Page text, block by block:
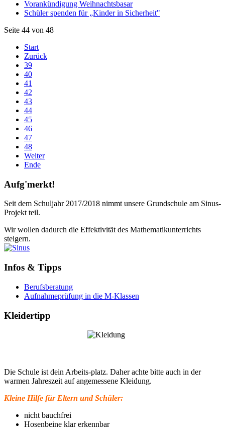
Vorankündigung Weihnachtsbasar
Schüler spenden für „Kinder in Sicherheit"
Seite 44 von 48
Start
Zurück
39
40
41
42
43
44
45
46
47
48
Weiter
Ende
Aufg'merkt!
Seit dem Schuljahr 2017/2018 nimmt unsere Grundschule am Sinus-
Projekt teil.
Wir wollen dadurch die Effektivität des Mathematikunterrichts
steigern.
Infos & Tipps
Berufsberatung
Aufnahmeprüfung in die M-Klassen
Kleidertipp
Die Schule ist dein Arbeits-platz. Daher achte bitte auch in der
warmen Jahreszeit auf angemessene Kleidung.
Kleine Hilfe für Eltern und Schüler:
nicht bauchfrei
Hosenbeine klar erkennbar